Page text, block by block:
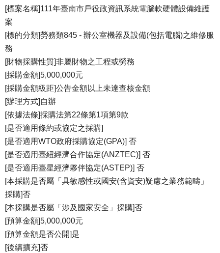
[標案名稱]111年臺南市戶役政資訊系統電腦軟硬體設備維護
案
[標的分類]勞務類845 - 辦公室機器及設備(包括電腦)之維修服
務
[財物採購性質]非屬財物之工程或勞務
[採購金額]5,000,000元
[採購金額級距]公告金額以上未達查核金額
[辦理方式]自辦
[依據法條]採購法第22條第1項第9款
[是否適用條約或協定之採購]
[是否適用WTO政府採購協定(GPA)] 否
[是否適用臺紐經濟合作協定(ANZTEC)] 否
[是否適用臺星經濟夥伴協定(ASTEP)] 否
[本採購是否屬「具敏感性或國安(含資安)疑慮之業務範疇」
採購]否
[本採購是否屬「涉及國家安全」採購]否
[預算金額]5,000,000元
[預算金額是否公開]是
[後續擴充]否